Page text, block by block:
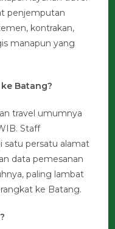
penjemputan
kontrakan,
manapun yang
Batang?
travel umumnya
Staff
satu persatu alamat
data pemesanan
paling lambat
ke Batang.